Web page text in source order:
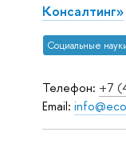
Телефон: +7
Email:
Консалтинг»
Социальные